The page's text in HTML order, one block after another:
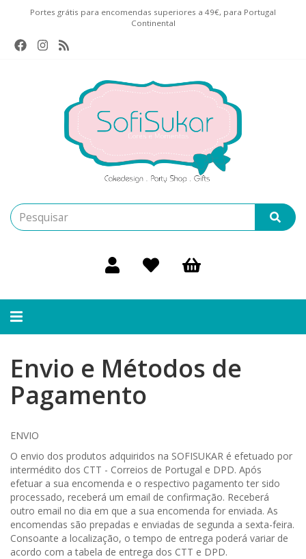
Portes grátis para encomendas superiores a 49€, para Portugal
Continental
Alternar
Envio e Métodos de
Pagamento
ENVIO
O envio dos produtos adquiridos na SOFISUKAR é efetuado por
intermédito dos CTT - Correios de Portugal e DPD. Após
efetuar a sua encomenda e o respectivo pagamento ter sido
processado, receberá um email de confirmação. Receberá
outro email no dia em que a sua encomenda for enviada. As
encomendas são prepadas e enviadas de segunda a sexta-feira.
Consoante a localização, o tempo de entrega poderá variar de
acordo com a tabela de entrega dos CTT e DPD.